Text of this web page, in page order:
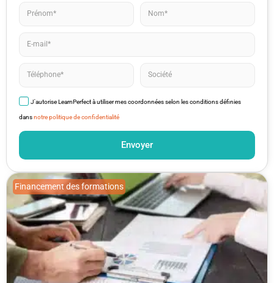
J'autorise LearnPerfect à utiliser mes coordonnées selon les conditions définies
dansnotre politique de confidentialité
Envoyer
Financement des formations